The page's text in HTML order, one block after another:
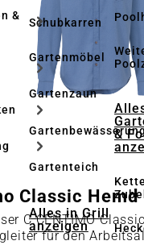
&
Schubkarren
Gartenmöbel
Gartenzaun
Gartenteich
Alles in Grill
anzeigen
&
Classic
C.CENTIMO
für den